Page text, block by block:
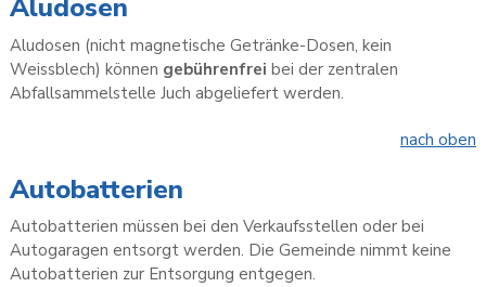
Aludosen
Aludosen (nicht magnetische Getränke-Dosen, kein
Weissblech) können gebührenfrei bei der zentralen
Abfallsammelstelle Juch abgeliefert werden.
nach oben
Autobatterien
Autobatterien müssen bei den Verkaufsstellen oder bei
Autogaragen entsorgt werden. Die Gemeinde nimmt keine
Autobatterien zur Entsorgung entgegen.